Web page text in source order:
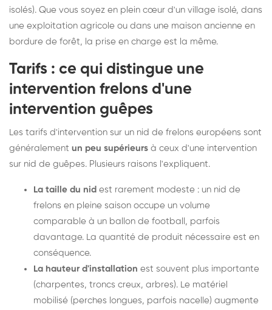
isolés). Que vous soyez en plein cœur d'un village isolé, dans
une exploitation agricole ou dans une maison ancienne en
bordure de forêt, la prise en charge est la même.
Tarifs : ce qui distingue une
intervention frelons d'une
intervention guêpes
Les tarifs d'intervention sur un nid de frelons européens sont
généralement un peu supérieurs à ceux d'une intervention
sur nid de guêpes. Plusieurs raisons l'expliquent.
La taille du nid est rarement modeste : un nid de
frelons en pleine saison occupe un volume
comparable à un ballon de football, parfois
davantage. La quantité de produit nécessaire est en
conséquence.
La hauteur d'installation est souvent plus importante
(charpentes, troncs creux, arbres). Le matériel
mobilisé (perches longues, parfois nacelle) augmente